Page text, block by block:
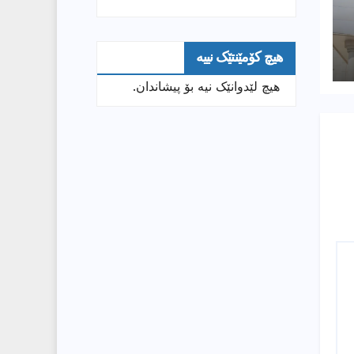
هیچ کۆمێنتێک نییە
هیچ لێدوانێک نیە بۆ پیشاندان.